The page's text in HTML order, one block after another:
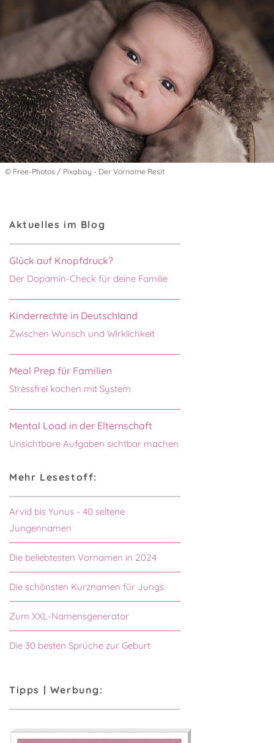
© Free-Photos / Pixabay - Der Vorname Resit
Aktuelles im Blog
Glück auf Knopfdruck?
Der Dopamin-Check für deine Familie
Kinderrechte in Deutschland
Zwischen Wunsch und Wirklichkeit
Meal Prep für Familien
Stressfrei kochen mit System
Mental Load in der Elternschaft
Unsichtbare Aufgaben sichtbar machen
Mehr Lesestoff:
Arvid bis Yunus - 40 seltene
Jungennamen
Die beliebtesten Vornamen in 2024
Die schönsten Kurznamen für Jungs
Zum XXL-Namensgenerator
Die 30 besten Sprüche zur Geburt
Tipps | Werbung: